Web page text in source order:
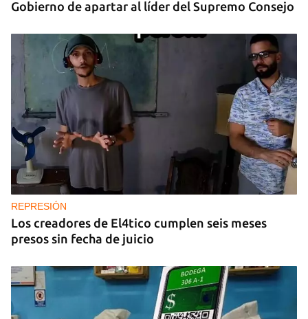
Gobierno de apartar al líder del Supremo Consejo
REPRESIÓN
Los creadores de El4tico cumplen seis meses
presos sin fecha de juicio